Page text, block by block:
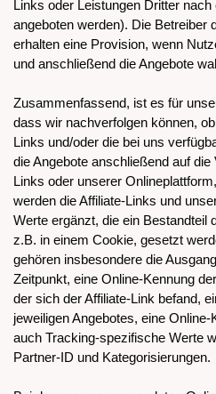
Links oder Leistungen Dritter
angeboten werden). Die Betreiber
erhalten eine Provision, wenn
und anschließend die Angebote
Zusammenfassend, ist es für
dass wir nachverfolgen können,
Links und/oder die bei uns
die Angebote anschließend auf
Links oder unserer
werden die Affiliate-Links und
Werte ergänzt, die ein Bestandteil
z.B. in einem Cookie, gesetzt
gehören insbesondere die
Zeitpunkt, eine Online-Kennung
der sich der Affiliate-Link befand,
jeweiligen Angebotes, eine
auch Tracking-spezifische Werte
Partner-ID und Kategorisierungen.